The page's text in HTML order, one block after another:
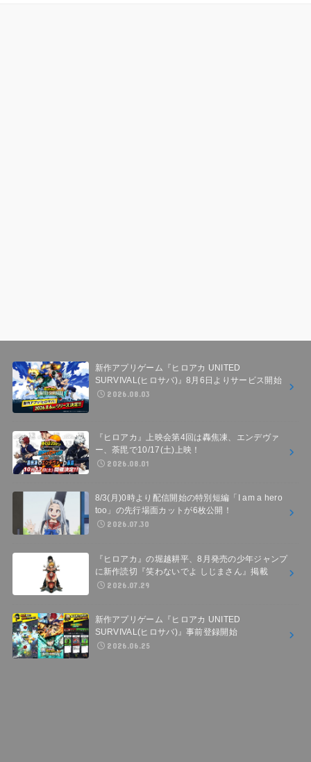
新作アプリゲーム『ヒロアカ UNITED
SURVIVAL(ヒロサバ)』8月6日よりサービス開始
2026.08.03
『ヒロアカ』上映会第4回は轟焦凍、エンデヴァ
ー、荼毘で10/17(土)上映！
2026.08.01
8/3(月)0時より配信開始の特別短編「I am a hero
too」の先行場面カットが6枚公開！
2026.07.30
『ヒロアカ』の堀越耕平、8月発売の少年ジャンプ
に新作読切『笑わないでよ しじまさん』掲載
2026.07.29
新作アプリゲーム『ヒロアカ UNITED
SURVIVAL(ヒロサバ)』事前登録開始
2026.06.25